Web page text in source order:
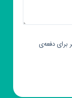
برای دفعه‌ی